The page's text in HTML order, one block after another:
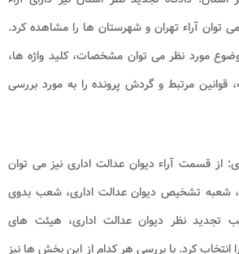
آراء تهران و شهرستان ها را مشاهده کرد.
مورد نظر می توان مشخصات، کلید واژه ها،
قوانین مرتبط و گردش پرونده را به مورد بررسی
از قسمت آراء دیوان عدالت اداری نیز می توان
شعبه تشخیص دیوان عدالت اداری، شعب بدوی
تجدید نظر دیوان عدالت اداری، هیئت های
کرد. با بررسی هر کدام از این بخش ها نیز